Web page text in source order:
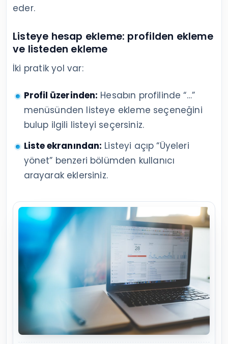
eder.
Listeye hesap ekleme: profilden ekleme
ve listeden ekleme
İki pratik yol var:
Profil üzerinden: Hesabın profilinde “…”
menüsünden listeye ekleme seçeneğini
bulup ilgili listeyi seçersiniz.
Liste ekranından: Listeyi açıp “Üyeleri
yönet” benzeri bölümden kullanıcı
arayarak eklersiniz.